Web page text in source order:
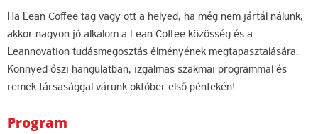
Ha Lean Coffee tag vagy ott a helyed, ha még nem jártál nálunk,
akkor nagyon jó alkalom a Lean Coffee közösség és a
Leannovation tudásmegosztás élményének megtapasztalására.
Könnyed őszi hangulatban, izgalmas szakmai programmal és
remek társasággal várunk október első péntekén!
Program